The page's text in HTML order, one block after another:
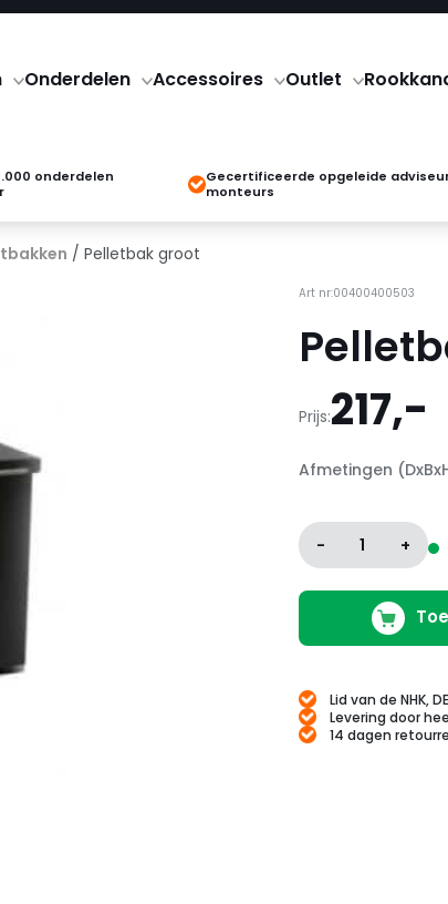
Onderdelen Accessoires Outlet
onderdelen
Gecertificeerde opgeleide
monteurs
/ Pelletbak groot
Art nr:00400400503
Prijs:217,-
Afmetingen
- 1 +
Lid van de NHK,
Levering door
14 dagen